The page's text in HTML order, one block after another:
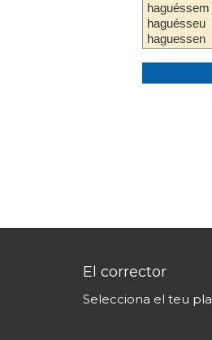
haguéssem
haguésseu
haguessen
El corrector
Selecciona el teu pla